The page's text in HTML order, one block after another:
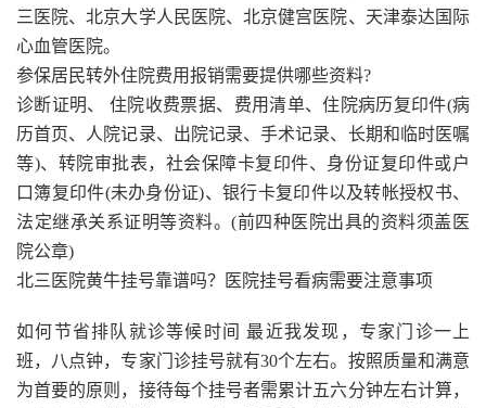
三医院、北京大学人民医院、北京健宫医院、天津泰达国际
心血管医院。
参保居民转外住院费用报销需要提供哪些资料?
诊断证明、 住院收费票据、费用清单、住院病历复印件(病
历首页、人院记录、出院记录、手术记录、长期和临时医嘱
等)、转院审批表，社会保障卡复印件、身份证复印件或户
口簿复印件(未办身份证)、银行卡复印件以及转帐授权书、
法定继承关系证明等资料。(前四种医院出具的资料须盖医
院公章)
北三医院黄牛挂号靠谱吗？医院挂号看病需要注意事项
如何节省排队就诊等候时间 最近我发现，专家门诊一上
班，八点钟，专家门诊挂号就有30个左右。按照质量和满意
为首要的原则，接待每个挂号者需累计五六分钟左右计算，